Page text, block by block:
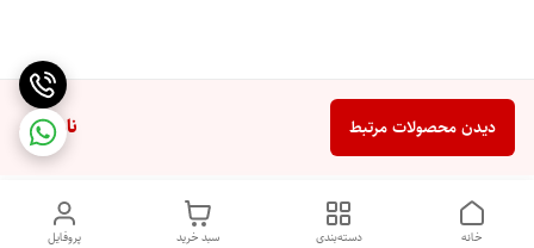
ناموجود دیدن محصولات مرتبط
پروفایل سبد خرید دسته‌بندی خانه